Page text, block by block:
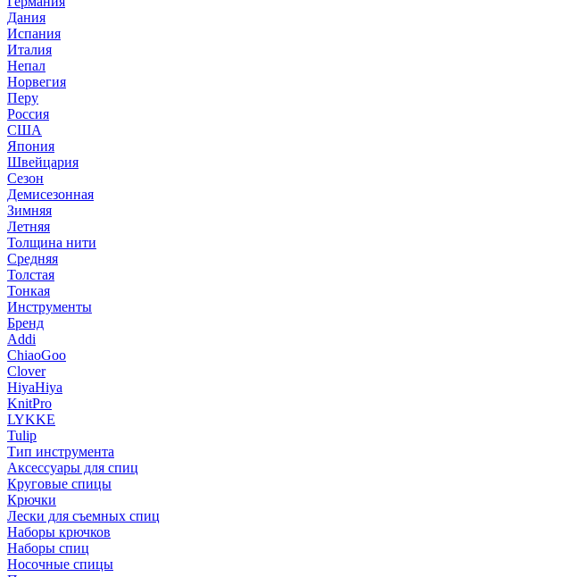
Дания
Испания
Италия
Непал
Норвегия
Перу
Россия
США
Япония
Швейцария
Сезон
Демисезонная
Зимняя
Летняя
Толщина нити
Средняя
Толстая
Тонкая
Инструменты
Бренд
Addi
ChiaoGoo
Clover
HiyaHiya
KnitPro
LYKKE
Tulip
Тип инструмента
Аксессуары для спиц
Круговые спицы
Крючки
Лески для съемных спиц
Наборы крючков
Наборы спиц
Носочные спицы